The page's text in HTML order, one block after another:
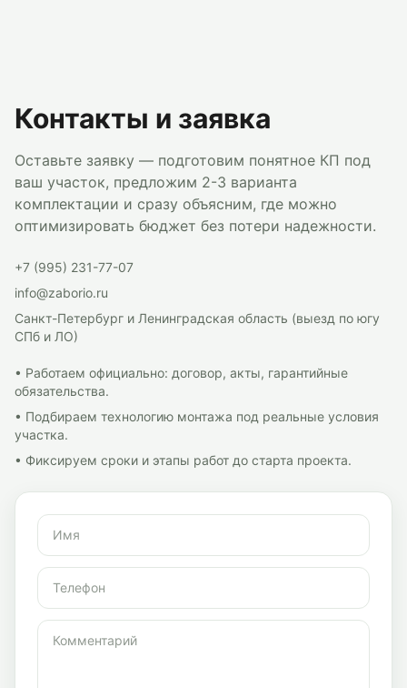
Контакты и заявка
Оставьте заявку — подготовим понятное КП под
ваш участок, предложим 2-3 варианта
комплектации и сразу объясним, где можно
оптимизировать бюджет без потери надежности.
+7 (995) 231-77-07
info@zaborio.ru
Санкт-Петербург и Ленинградская область (выезд по югу
СПб и ЛО)
• Работаем официально: договор, акты, гарантийные
обязательства.
• Подбираем технологию монтажа под реальные условия
участка.
• Фиксируем сроки и этапы работ до старта проекта.